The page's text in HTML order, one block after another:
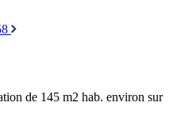
de 145 m2 hab. environ sur